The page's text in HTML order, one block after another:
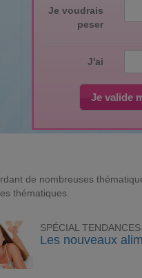
Je voudrais
peser
J'ai
Je valide
de nombreuses
thématiques.
SPÉCIAL TENDANCES
Les nouveaux